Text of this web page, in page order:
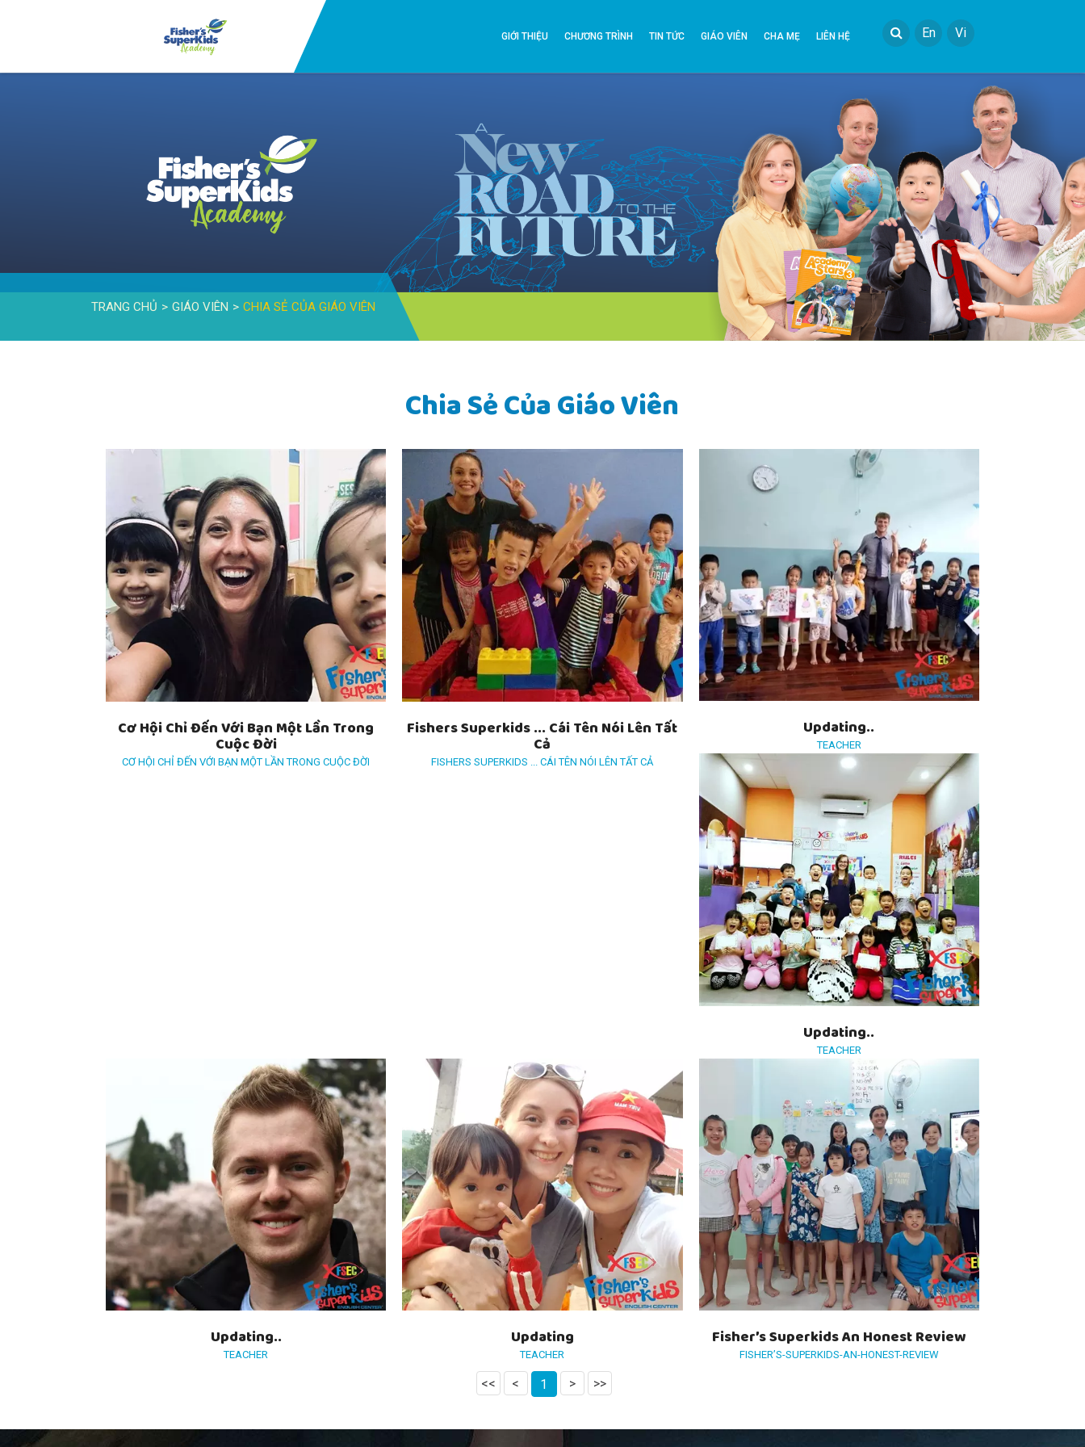
GIỚI THIỆU CHƯƠNG TRÌNH TIN TỨC GIÁO VIÊN CHA MẸ LIÊN HỆ En Vi
TRANG CHỦ GIÁO VIÊN CHIA SẺ CỦA GIÁO VIÊN
Chia Sẻ Của Giáo Viên
Cơ Hội Chỉ Đến Với Bạn Một Lần Trong
Cuộc Đời
CƠ HỘI CHỈ ĐẾN VỚI BẠN MỘT LẦN TRONG CUỘC ĐỜI
Fishers Superkids ... Cái Tên Nói Lên Tất
Cả
FISHERS SUPERKIDS ... CÁI TÊN NÓI LÊN TẤT CẢ
Updating..
TEACHER
Updating..
TEACHER
Updating..
TEACHER
Updating
TEACHER
Fisher’s Superkids An Honest Review
FISHER’S-SUPERKIDS-AN-HONEST-REVIEW
<< < 1 > >>